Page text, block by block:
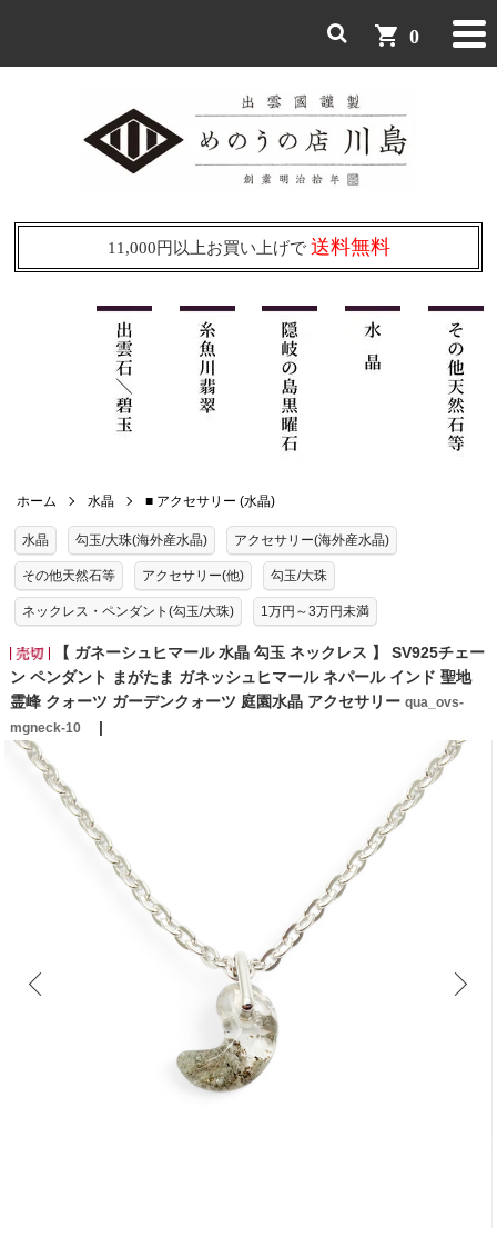
shopping_cart 0
11,000円以上お買い上げで 送料無料
ホーム 水晶 ■ アクセサリー (水晶)
水晶 勾玉/大珠(海外産水晶) アクセサリー(海外産水晶)
その他天然石等 アクセサリー(他) 勾玉/大珠
ネックレス・ペンダント(勾玉/大珠) 1万円～3万円未満
【 ガネーシュヒマール 水晶 勾玉 ネックレス 】 SV925チェー
ン ペンダント まがたま ガネッシュヒマール ネパール インド 聖地
霊峰 クォーツ ガーデンクォーツ 庭園水晶 アクセサリー qua_ovs-
mgneck-10